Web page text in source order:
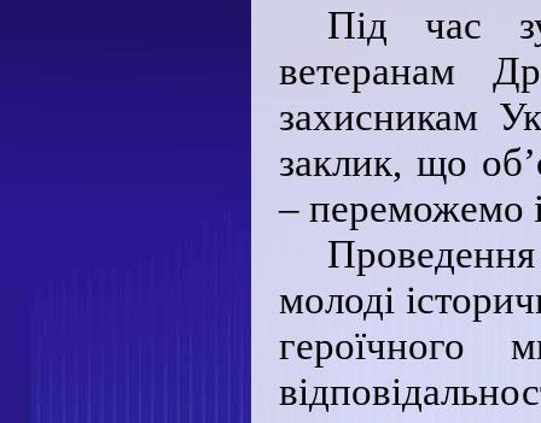
Під час
ветеранам
захисникам
заклик, що
– переможемо
молоді
героїчного